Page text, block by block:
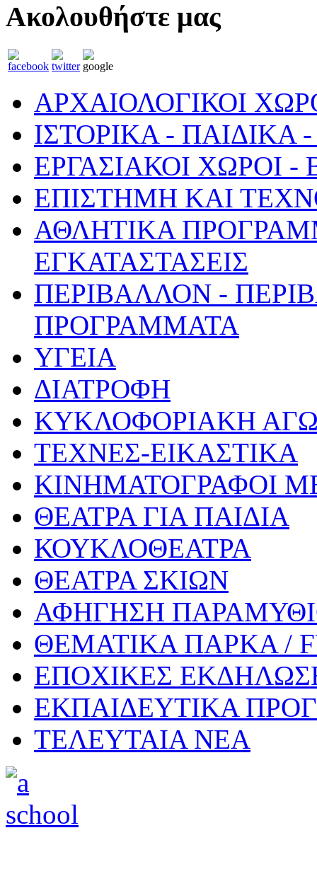
Ακολουθήστε μας
ΑΡΧΑΙΟΛΟΓΙΚΟΙ
ΙΣΤΟΡΙΚΑ -
ΕΡΓΑΣΙΑΚΟΙ ΧΩΡΟΙ
ΕΠΙΣΤΗΜΗ ΚΑΙ
ΑΘΛΗΤΙΚΑ
ΕΓΚΑΤΑΣΤΑΣΕΙΣ
ΠΕΡΙΒΑΛΛΟΝ -
ΠΡΟΓΡΑΜΜΑΤΑ
ΥΓΕΙΑ
ΔΙΑΤΡΟΦΗ
ΚΥΚΛΟΦΟΡΙΑΚΗ
ΤΕΧΝΕΣ-ΕΙΚΑΣΤΙΚΑ
ΚΙΝΗΜΑΤΟΓΡΑΦΟΙ
ΘΕΑΤΡΑ ΓΙΑ ΠΑΙΔΙΑ
ΚΟΥΚΛΟΘΕΑΤΡΑ
ΘΕΑΤΡΑ ΣΚΙΩΝ
ΑΦΗΓΗΣΗ
ΘΕΜΑΤΙΚΑ ΠΑΡΚΑ /
ΕΠΟΧΙΚΕΣ
ΕΚΠΑΙΔΕΥΤΙΚΑ
ΤΕΛΕΥΤΑΙΑ ΝΕΑ